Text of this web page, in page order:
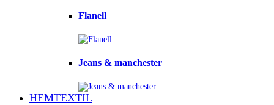
Flanell
Jeans & manchester
HEMTEXTIL